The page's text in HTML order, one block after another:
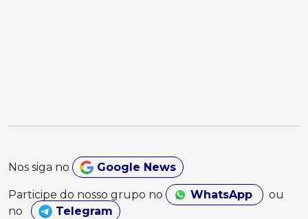
Nos siga no Google News
Participe do nosso grupo no WhatsApp
ou
no
Telegram